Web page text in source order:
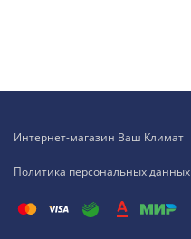
Интернет-магазин Ваш Климат
Политика персональных данных